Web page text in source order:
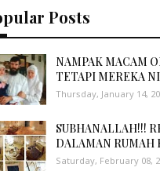
Posts
NAMPAK MACAM
TETAPI MEREKA
Thursday, January 14,
SUBHANALLAH!!!
Saturday, February 08,